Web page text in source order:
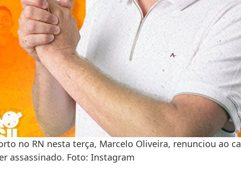
no RN nesta terça, Marcelo Oliveira, renunciou ao
assassinado. Foto: Instagram